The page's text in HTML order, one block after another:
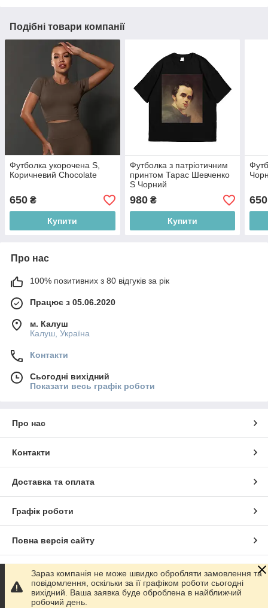
Подібні товари компанії
Футболка укорочена S,
Коричневий Chocolate
650 ₴
Купити
Футболка з патріотичним
принтом Тарас Шевченко
S Чорний
980₴
Купити
650
Про нас
100% позитивних з 80 відгуків за рік
Працює з 05.06.2020
м. Калуш
Калуш, Україна
Контакти
Сьогодні вихідний
Показати весь графік роботи
Про нас
Контакти
Доставка та оплата
Графік роботи
Повна версія сайту
Сайт створено на маркетплейсі Prom.ua
Політика конфіденційності
Зараз компанія не може швидко обробляти замовлення та
повідомлення, оскільки за її графіком роботи сьогодні
вихідний. Ваша заявка буде оброблена в найближчий
робочий день.